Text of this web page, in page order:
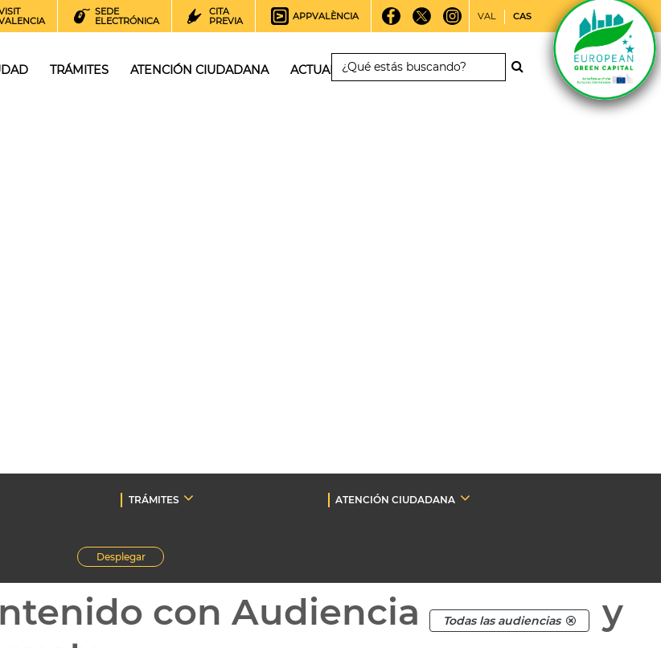
SEDE
ELECTRÓNICA
CITA
PREVIA
APPVALÈNCIA VAL CAS
TRÁMITES ATENCIÓN CIUDADANA ACTUALIDAD
TRÁMITES
ATENCIÓN CIUDADANA
Desplegar
con Audiencia Todas las audiencias
y